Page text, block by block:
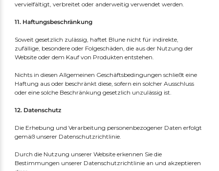
vervielfältigt, verbreitet oder anderweitig verwendet werden.
11. Haftungsbeschränkung
Soweit gesetzlich zulässig, haftet Blune nicht für indirekte,
zufällige, besondere oder Folgeschäden, die aus der Nutzung der
Website oder dem Kauf von Produkten entstehen.
Nichts in diesen Allgemeinen Geschäftsbedingungen schließt eine
Haftung aus oder beschränkt diese, sofern ein solcher Ausschluss
oder eine solche Beschränkung gesetzlich unzulässig ist.
12. Datenschutz
Die Erhebung und Verarbeitung personenbezogener Daten erfolgt
gemäß unserer Datenschutzrichtlinie.
Durch die Nutzung unserer Website erkennen Sie die
Bestimmungen unserer Datenschutzrichtlinie an und akzeptieren